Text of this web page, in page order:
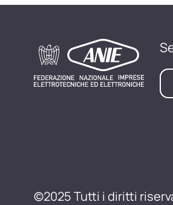
©2025 Tutti i diritti